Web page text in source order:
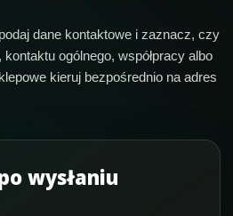
dane kontaktowe i zaznacz, czy
ogólnego, współpracy albo
kieruj bezpośrednio na adres
wysłaniu